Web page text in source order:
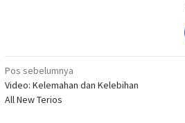
Navigasi
pos
Pos sebelumnya
Video: Kelemahan dan Kelebihan
All New Terios